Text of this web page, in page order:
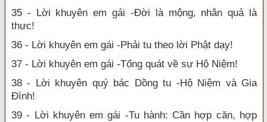
35 - Lời khuyên em gái -Đời là mộng, nhân quả là
thực!
36 - Lời khuyên em gái -Phải tu theo lời Phật dạy!
37 - Lời khuyên em gái -Tổng quát về sự Hộ Niệm!
38 - Lời khuyên quý bác Dồng tu -Hộ Niệm và Gia
Đình!
39 - Lời khuyên em gái -Tu hành: Cần hợp căn, hợp